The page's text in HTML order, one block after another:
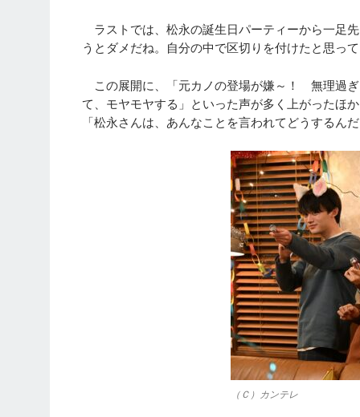
ラストでは、松永の誕生日パーティーから一足
うとダメだね。自分の中で区切りを付けたと思っ
この展開に、「元カノの登場が嫌～！ 無理過
て、モヤモヤする」といった声が多く上がったほ
「松永さんは、あんなことを言われてどうするん
（Ｃ）カンテレ